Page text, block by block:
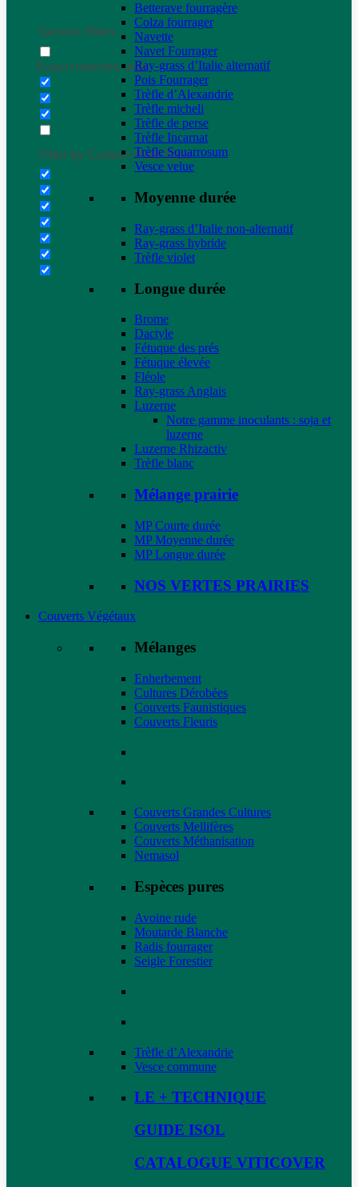
Generic filters
Exact matches only
Filter by Custom Post Type
Betterave fourragère
Colza fourrager
Navette
Navet Fourrager
Ray-grass d’Italie alternatif
Pois Fourrager
Trèfle d’Alexandrie
Trèfle micheli
Trèfle de perse
Trèfle Incarnat
Trèfle Squarrosum
Vesce velue
Moyenne durée
Ray-grass d’Italie non-alternatif
Ray-grass hybride
Trèfle violet
Longue durée
Brome
Dactyle
Fétuque des prés
Fétuque élevée
Fléole
Ray-grass Anglais
Luzerne
Notre gamme inoculants : soja et
luzerne
Luzerne Rhizactiv
Trèfle blanc
Mélange prairie
MP Courte durée
MP Moyenne durée
MP Longue durée
NOS VERTES PRAIRIES
Couverts Végétaux
Mélanges
Enherbement
Cultures Dérobées
Couverts Faunistiques
Couverts Fleuris
Couverts Grandes Cultures
Couverts Mellifères
Couverts Méthanisation
Nemasol
Espèces pures
Avoine rude
Moutarde Blanche
Radis fourrager
Seigle Forestier
Trèfle d’Alexandrie
Vesce commune
LE + TECHNIQUE
GUIDE ISOL
CATALOGUE VITICOVER